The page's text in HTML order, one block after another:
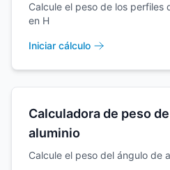
Calcule el peso de los perfiles
en H
Iniciar cálculo
Calculadora de peso
aluminio
Calcule el peso del ángulo de